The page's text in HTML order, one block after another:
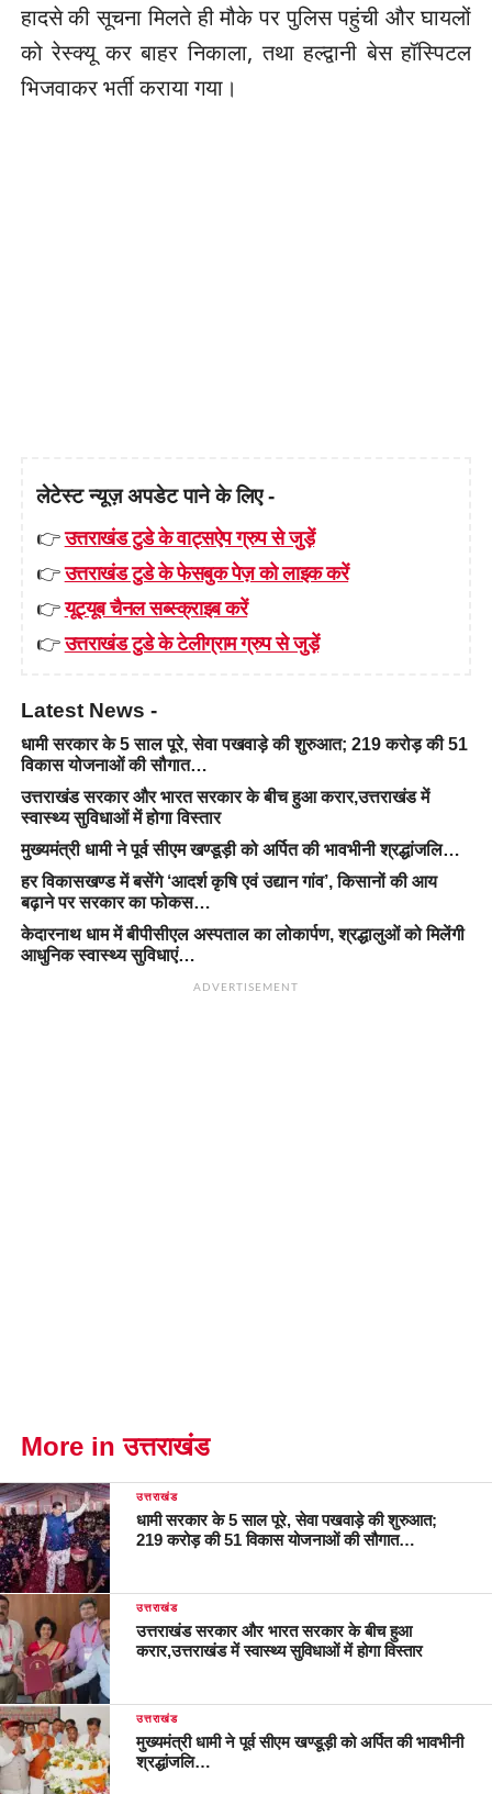
हादसे की सूचना मिलते ही मौके पर पुलिस पहुंची और घायलों
को रेस्क्यू कर बाहर निकाला, तथा हल्द्वानी बेस हॉस्पिटल
भिजवाकर भर्ती कराया गया।
लेटेस्ट न्यूज़ अपडेट पाने के लिए -
👉उत्तराखंड टुडे के वाट्सऐप ग्रुप से जुड़ें
👉उत्तराखंड टुडे के फेसबुक पेज़ को लाइक करें
👉यूट्यूब चैनल सब्स्क्राइब करें
👉उत्तराखंड टुडे के टेलीग्राम ग्रुप से जुड़ें
Latest News -
धामी सरकार के 5 साल पूरे, सेवा पखवाड़े की शुरुआत; 219 करोड़ की 51
विकास योजनाओं की सौगात…
उत्तराखंड सरकार और भारत सरकार के बीच हुआ करार,उत्तराखंड में
स्वास्थ्य सुविधाओं में होगा विस्तार
मुख्यमंत्री धामी ने पूर्व सीएम खण्डूड़ी को अर्पित की भावभीनी श्रद्धांजलि…
हर विकासखण्ड में बसेंगे ‘आदर्श कृषि एवं उद्यान गांव’, किसानों की आय
बढ़ाने पर सरकार का फोकस…
केदारनाथ धाम में बीपीसीएल अस्पताल का लोकार्पण, श्रद्धालुओं को मिलेंगी
आधुनिक स्वास्थ्य सुविधाएं…
ADVERTISEMENT
More in उत्तराखंड
उत्तराखंड
धामी सरकार के 5 साल पूरे, सेवा पखवाड़े की शुरुआत;
219 करोड़ की 51 विकास योजनाओं की सौगात…
उत्तराखंड
उत्तराखंड सरकार और भारत सरकार के बीच हुआ
करार,उत्तराखंड में स्वास्थ्य सुविधाओं में होगा विस्तार
उत्तराखंड
मुख्यमंत्री धामी ने पूर्व सीएम खण्डूड़ी को अर्पित की भावभीनी
श्रद्धांजलि…